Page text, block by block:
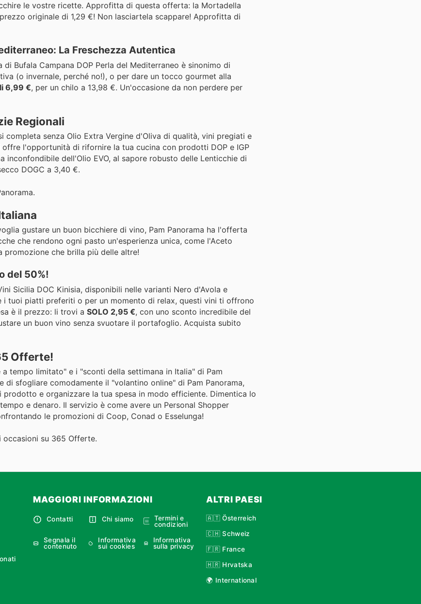
le vostre ricette. Approfitta di questa offerta: la Mortadella
originale di 1,29 €! Non lasciartela scappare! Approfitta di
La Freschezza Autentica
Bufala Campana DOP Perla del Mediterraneo è sinonimo di
(o invernale, perché no!), o per dare un tocco gourmet alla
6,99 €, per un chilo a 13,98 €. Un'occasione da non perdere per
Regionali
senza Olio Extra Vergine d'Oliva di qualità, vini pregiati e
l'opportunità di rifornire la tua cucina con prodotti DOP e IGP
inconfondibile dell'Olio EVO, al sapore robusto delle Lenticchie di
DOGC a 3,40 €.
gustare un buon bicchiere di vino, Pam Panorama ha l'offerta
che rendono ogni pasto un'esperienza unica, come l'Aceto
promozione che brilla più delle altre!
del 50%!
Sicilia DOC Kinisia, disponibili nelle varianti Nero d'Avola e
i tuoi piatti preferiti o per un momento di relax, questi vini ti offrono
è il prezzo: li trovi a SOLO 2,95 €, con uno sconto incredibile del
un buon vino senza svuotare il portafoglio. Acquista subito
Offerte!
tempo limitato" e i "sconti della settimana in Italia" di Pam
sfogliare comodamente il "volantino online" di Pam Panorama,
e organizzare la tua spesa in modo efficiente. Dimentica lo
e denaro. Il servizio è come avere un Personal Shopper
le promozioni di Coop, Conad o Esselunga!
su 365 Offerte.
MAGGIORI INFORMAZIONI
Contatti Chi siamo
Termini e
condizioni
Segnala il
contenuto
Informativa
sui cookies
Informativa
sulla privacy
ALTRI PAESI
🇦🇹 Österreich
🇨🇭 Schweiz
🇫🇷 France
🇭🇷 Hrvatska
🌍 International